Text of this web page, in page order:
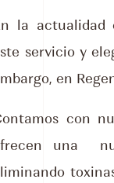
la actualidad
servicio y
en
con
una